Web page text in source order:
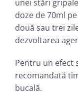
unei stări
doze de 70ml
două sau trei
dezvoltarea
Pentru un efect
recomandată
bucală.